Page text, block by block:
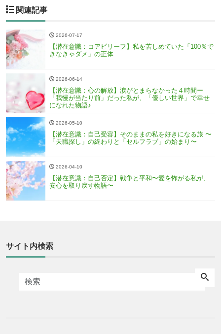
関連記事
2026-07-17
【潜在意識：コアビリーフ】私を苦しめていた「100％で
きなきゃダメ」の正体
2026-06-14
【潜在意識：心の解放】涙がとまらなかった４時間ー
「我慢が当たり前」だった私が、「優しい世界」で幸せ
になれた物語♪
2026-05-10
【潜在意識：自己受容】そのままの私を好きになる旅 〜
「天職探し」の終わりと「セルフラブ」の始まり〜
2026-04-10
【潜在意識：自己否定】戦争と平和〜愛を怖がる私が、
安心を取り戻す物語〜
サイト内検索